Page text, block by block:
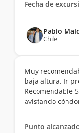
Fecha de
Pablo
Chile
Muy
baja altura. Ir
Recomendable
avistando
Punto